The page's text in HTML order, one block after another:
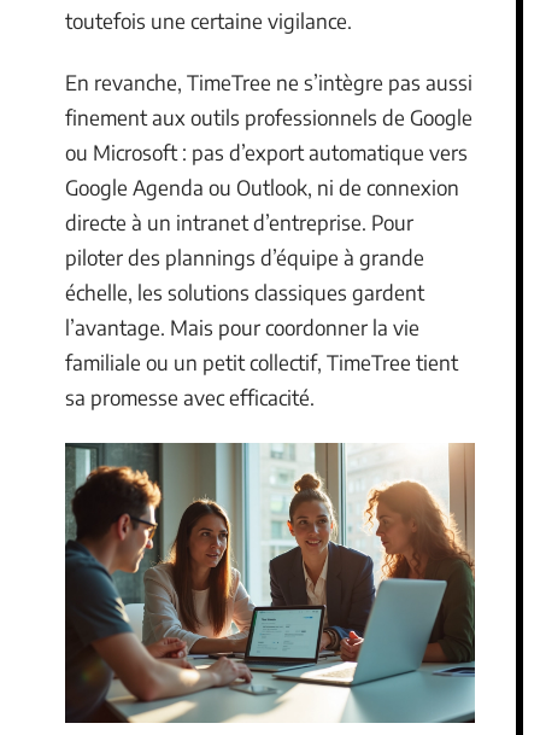
toutefois une certaine vigilance.
En revanche, TimeTree ne s’intègre pas aussi
finement aux outils professionnels de Google
ou Microsoft : pas d’export automatique vers
Google Agenda ou Outlook, ni de connexion
directe à un intranet d’entreprise. Pour
piloter des plannings d’équipe à grande
échelle, les solutions classiques gardent
l’avantage. Mais pour coordonner la vie
familiale ou un petit collectif, TimeTree tient
sa promesse avec efficacité.